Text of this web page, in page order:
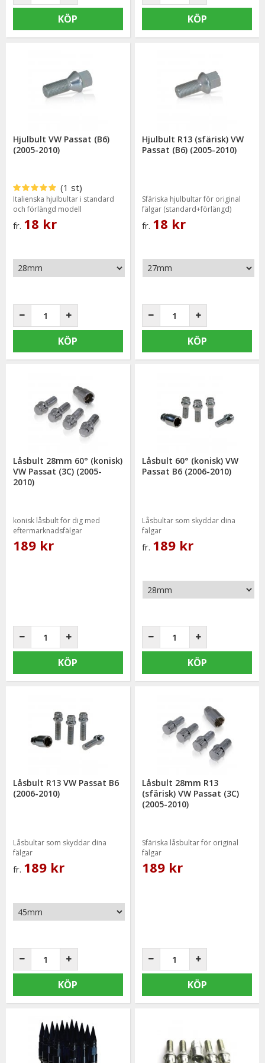
På spacerplattor mellan 5-20mm använder man sig av längre
hjulbultar i rätt längd till din VW Passat B6 (2005-2010)
KÖP KÖP
Hjulbult VW Passat (B6)
(2005-2010)
(1 st)
Italienska hjulbultar i standard
och förlängd modell
fr. 18 kr
KÖP
Hjulbult R13 (sfärisk) VW
Passat (B6) (2005-2010)
Sfäriska hjulbultar för original
fälgar (standard+förlängd)
fr. 18 kr
KÖP
Låsbult 28mm 60° (konisk)
VW Passat (3C) (2005-
2010)
konisk låsbult för dig med
eftermarknadsfälgar
189 kr
KÖP
Låsbult 60° (konisk) VW
Passat B6 (2006-2010)
Låsbultar som skyddar dina
fälgar
fr. 189 kr
KÖP
Låsbult R13 VW Passat B6
(2006-2010)
Låsbultar som skyddar dina
fälgar
fr. 189 kr
KÖP
Låsbult 28mm R13
(sfärisk) VW Passat (3C)
(2005-2010)
Sfäriska låsbultar för original
fälgar
189 kr
KÖP